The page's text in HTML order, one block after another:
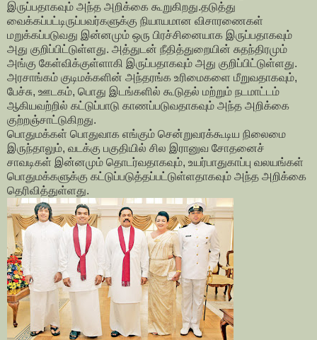
இருப்பதாகவும் அந்த அறிக்கை கூறுகிறது.தடுத்து
வைக்கப்பட்டிருப்பவர்களுக்கு நியாயமான விசாரணைகள்
மறுக்கப்படுவது இன்னமும் ஒரு பிரச்சினையாக இருப்பதாகவும்
அது குறிப்பிட்டுள்ளது. அத்துடன் நீதித்துறையின் சுதந்திரமும்
அங்கு கேள்விக்குள்ளாகி இருப்பதாகவும் அது குறிப்பிட்டுள்ளது.
அரசாங்கம் குடிமக்களின் அந்தரங்க உரிமைகளை மீறுவதாகவும்,
பேச்சு, ஊடகம், பொது இடங்களில் கூடுதல் மற்றும் நடமாட்டம்
ஆகியவற்றில் கட்டுப்பாடு காணப்படுவதாகவும் அந்த அறிக்கை
குற்றஞ்சாட்டுகிறது.
பொதுமக்கள் பொதுவாக எங்கும் சென்றுவரக்கூடிய நிலைமை
இருந்தாலும், வடக்கு பகுதியில் சில இரானுவ சோதனைச்
சாவடிகள் இன்னமும் தொடர்வதாகவும், உயர்பாதுகாப்பு வலயங்கள்
பொதுமக்களுக்கு கட்டுப்படுத்தப்பட்டுள்ளதாகவும் அந்த அறிக்கை
தெரிவித்துள்ளது.